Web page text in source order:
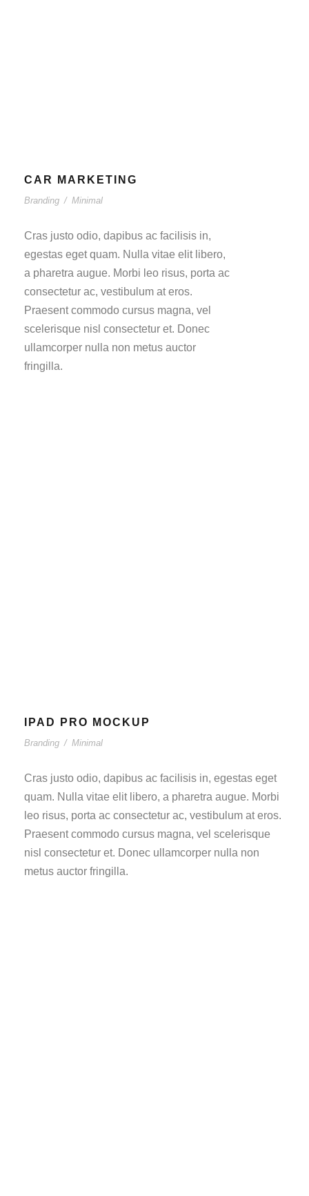
CAR MARKETING
Branding / Minimal
Cras justo odio, dapibus ac facilisis in,
egestas eget quam. Nulla vitae elit libero,
a pharetra augue. Morbi leo risus, porta ac
consectetur ac, vestibulum at eros.
Praesent commodo cursus magna, vel
scelerisque nisl consectetur et. Donec
ullamcorper nulla non metus auctor
fringilla.
IPAD PRO MOCKUP
Branding / Minimal
Cras justo odio, dapibus ac facilisis in, egestas eget
quam. Nulla vitae elit libero, a pharetra augue. Morbi
leo risus, porta ac consectetur ac, vestibulum at eros.
Praesent commodo cursus magna, vel scelerisque
nisl consectetur et. Donec ullamcorper nulla non
metus auctor fringilla.